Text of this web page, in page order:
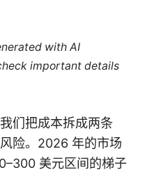
with AI
important details
们把成本拆成两条
险。2026 年的市场
美元区间的梯子